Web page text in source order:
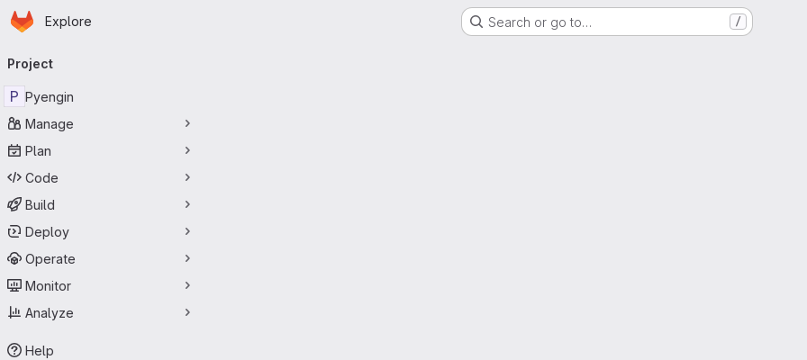
Skip to main content
Homepage
Explore Search or go to… /
navigation
Project
P Pyengin
Manage
Plan
Code
Build
Deploy
Operate
Monitor
Analyze
Help